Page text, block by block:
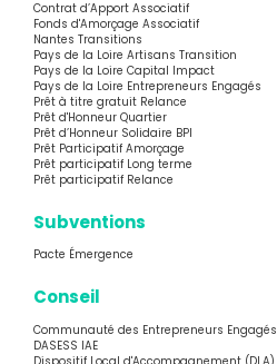
Contrat d’Apport Associatif
Fonds d'Amorçage Associatif
Nantes Transitions
Pays de la Loire Artisans Transition
Pays de la Loire Capital Impact
Pays de la Loire Entrepreneurs Engagés
Prêt à titre gratuit Relance
Prêt d'Honneur Quartier
Prêt d’Honneur Solidaire BPI
Prêt Participatif Amorçage
Prêt participatif Long terme
Prêt participatif Relance
Subventions
Pacte Émergence
Conseil
Communauté des Entrepreneurs Engagés
DASESS IAE
Dispositif Local d'Accompagnement (DLA)